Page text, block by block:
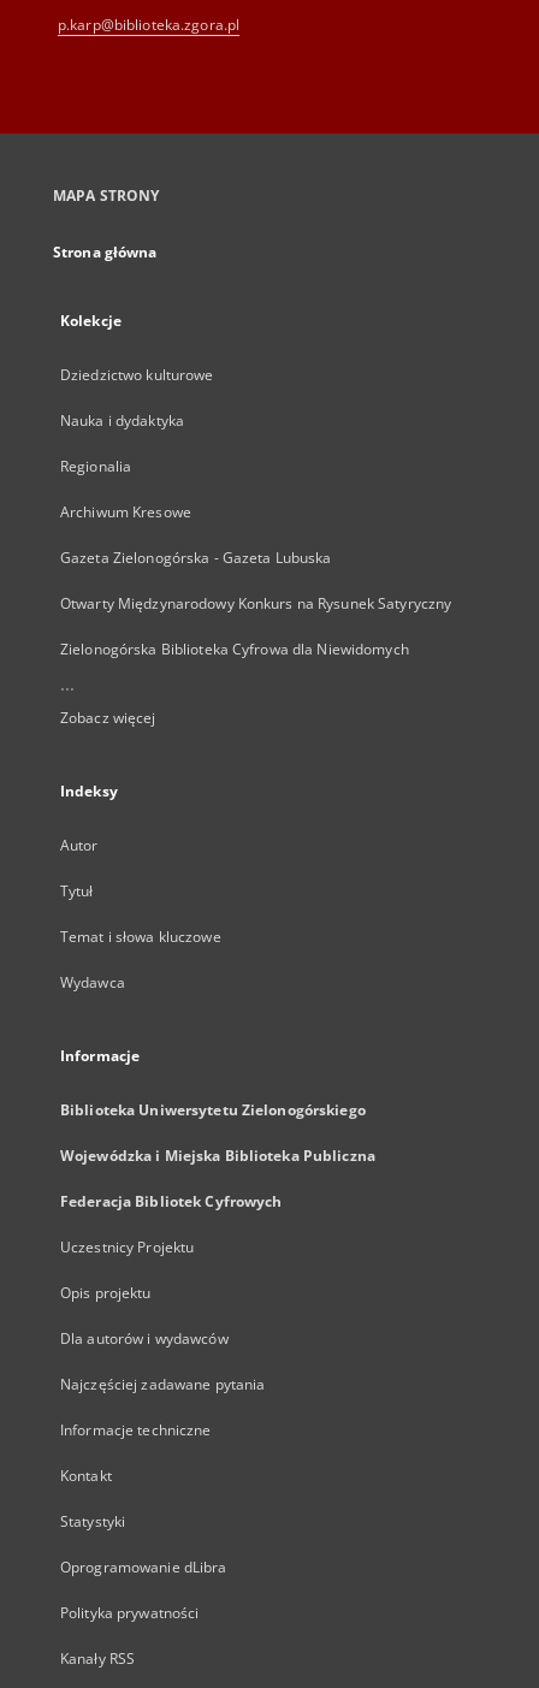
p.karp@biblioteka.zgora.pl
MAPA STRONY
Strona główna
Kolekcje
Dziedzictwo kulturowe
Nauka i dydaktyka
Regionalia
Archiwum Kresowe
Gazeta Zielonogórska - Gazeta Lubuska
Otwarty Międzynarodowy Konkurs na Rysunek Satyryczny
Zielonogórska Biblioteka Cyfrowa dla Niewidomych
...
Zobacz więcej
Indeksy
Autor
Tytuł
Temat i słowa kluczowe
Wydawca
Informacje
Biblioteka Uniwersytetu Zielonogórskiego
Wojewódzka i Miejska Biblioteka Publiczna
Federacja Bibliotek Cyfrowych
Uczestnicy Projektu
Opis projektu
Dla autorów i wydawców
Najczęściej zadawane pytania
Informacje techniczne
Kontakt
Statystyki
Oprogramowanie dLibra
Polityka prywatności
Kanały RSS